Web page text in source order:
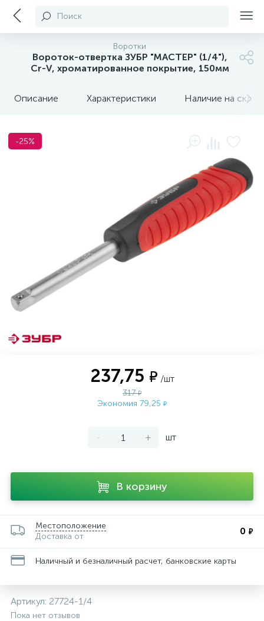
Поиск
Воротки
Вороток-отвертка ЗУБР "МАСТЕР" (1/4"),
Cr-V, хроматированное покрытие, 150мм
Описание Характеристики Наличие на
-25%
237,75 ₽ /шт
317₽
Экономия 79,25 ₽
- + шт
В корзину
Местоположение
Доставка от
0 ₽
Наличный и безналичный расчет, банковские карты
Артикул: 27724-1/4
Пока нет отзывов